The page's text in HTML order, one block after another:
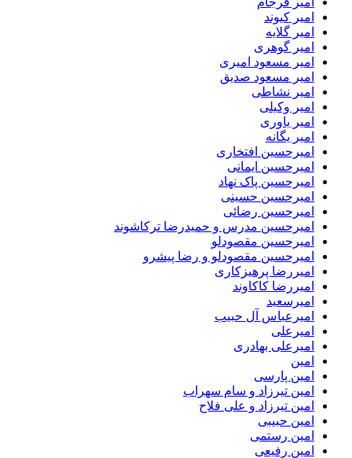
امیر کیوند
امیر گلایه
امیر گوهری
امیر مسعود امیری
امیر مسعود صدیق
امیر نشاطی
امیر وکیلی
امیر یاوری
امیر یگانه
امیرحسین افتخاری
امیرحسین ایمانی
امیرحسین پاک نهاد
امیرحسین حسینی
امیرحسین رضائی
امیرحسین مدرس و حمیدرضا ترکاشوند
امیرحسین مقصودلو
امیرحسین مقصودلو و رضا پیشرو
امیررضا پرهیزکاری
امیررضا کاکاوند
امیرسعید
امیرعباس آل حبیب
امیرعلی
امیرعلی بهادری
امین
امین پارسی
امین تیرزاد و سام سهراب
امین تیرزاد و علی فلاح
امین حبیبی
امین رستمی
امین رفیعی